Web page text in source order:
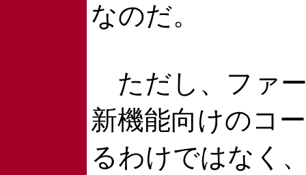
なのだ。
ただし、ファ
新機能向けのコ
るわけではなく